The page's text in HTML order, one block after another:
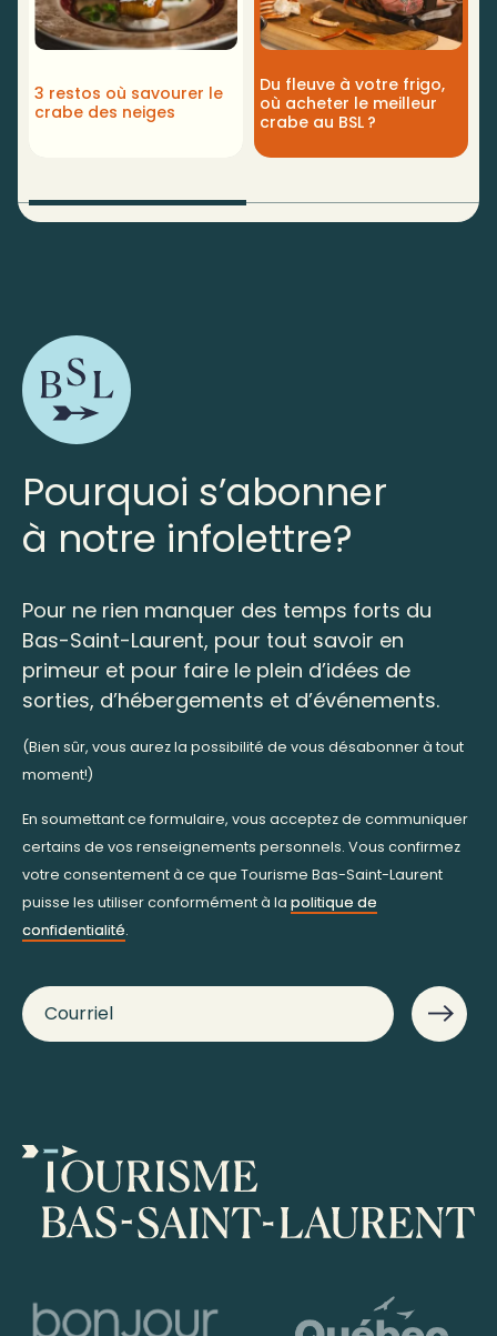
3 restos où savourer le
crabe des neiges
Du fleuve à votre frigo,
où acheter le meilleur
crabe au BSL ?
Pourquoi s’abonner
à notre infolettre?
Pour ne rien manquer des temps forts du
Bas-Saint-Laurent, pour tout savoir en
primeur et pour faire le plein d’idées de
sorties, d’hébergements et d’événements.
(Bien sûr, vous aurez la possibilité de vous désabonner à tout
moment!)
En soumettant ce formulaire, vous acceptez de communiquer
certains de vos renseignements personnels. Vous confirmez
votre consentement à ce que Tourisme Bas-Saint-Laurent
puisse les utiliser conformément à la politique de
confidentialité.